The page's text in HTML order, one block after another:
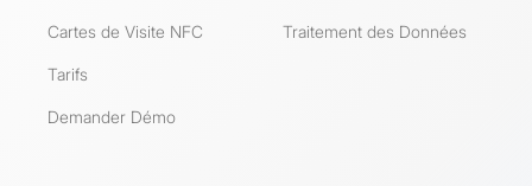
Cartes de Visite NFC
Tarifs
Demander Démo
Traitement des Données